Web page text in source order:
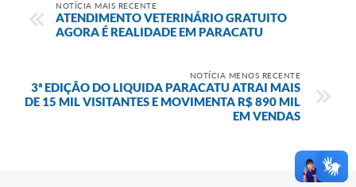
NOTÍCIA MAIS RECENTE
ATENDIMENTO VETERINÁRIO GRATUITO
AGORA É REALIDADE EM PARACATU
NOTÍCIA MENOS RECENTE
3ª EDIÇÃO DO LIQUIDA PARACATU ATRAI MAIS
DE 15 MIL VISITANTES E MOVIMENTA R$ 890 MIL
EM VENDAS